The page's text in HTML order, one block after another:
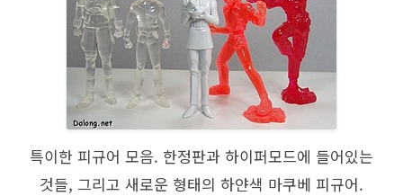
특이한 피규어 모음. 한정판과 하이퍼모드에 들어있는
것들, 그리고 새로운 형태의 하얀색 마쿠베 피규어.